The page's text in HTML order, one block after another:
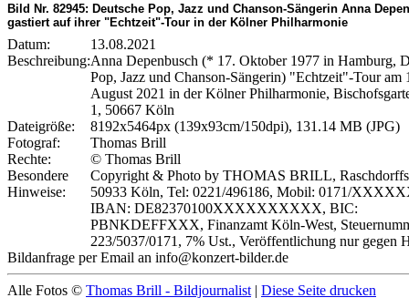
Bild Nr. 82945: Deutsche Pop, Jazz und Chanson-Sängerin Anna
gastiert auf ihrer "Echtzeit"-Tour in der Kölner Philharmonie
Datum:
13.08.2021
Beschreibung:Anna Depenbusch (* 17. Oktober 1977 in Hamburg,
Pop, Jazz und Chanson-Sängerin) "Echtzeit"-Tour am
August 2021 in der Kölner Philharmonie,
1, 50667 Köln
Dateigröße:
8192x5464px (139x93cm/150dpi), 131.14 MB (JPG)
Fotograf:
Thomas Brill
Rechte:
© Thomas Brill
Besondere
Hinweise:
Copyright & Photo by THOMAS BRILL,
50933 Köln, Tel: 0221/496186, Mobil: 0171/
IBAN: DE82370100XXXXXXXXXX, BIC:
PBNKDEFFXXX, Finanzamt Köln-West,
223/5037/0171, 7% Ust., Veröffentlichung nur gegen
Bildanfrage per Email an info@konzert-bilder.de
Alle Fotos © Thomas Brill - Bildjournalist | Diese Seite drucken